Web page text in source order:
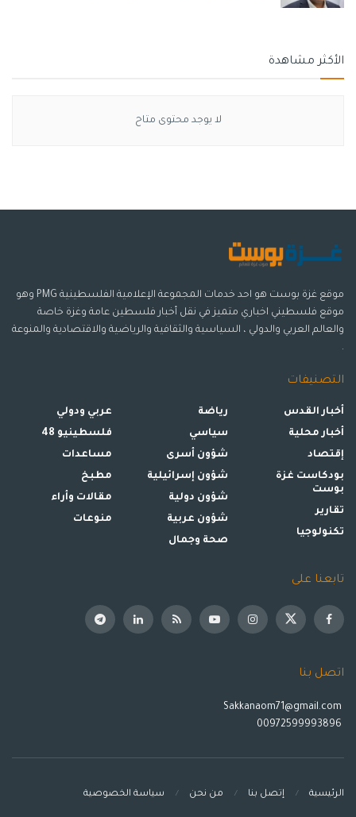
الأكثر مشاهدة
لا يوجد محتوى متاح
موقع غزة بوست هو احد خدمات المجموعة الإعلامية الفلسطينية PMG وهو
موقع فلسطيني اخباري متميز في نقل أخبار فلسطين عامة وغزة خاصة
والعالم العربي والدولي ، السياسية والثقافية والرياضية والاقتصادية والمنوعة
.
التصنيفات
أخبار القدس
أخبار محلية
إقتصاد
بودكاست غزة
بوست
تقارير
تكنولوجيا
رياضة
سياسي
شؤون أسرى
شؤون إسرائيلية
شؤون دولية
شؤون عربية
صحة وجمال
عربي ودولي
فلسطينيو 48
مساعدات
مطبخ
مقالات وأراء
منوعات
تابعنا على
اتصل بنا
Sakkanaom71@gmail.com
الرئيسية إتصل بنا من نحن سياسة الخصوصية